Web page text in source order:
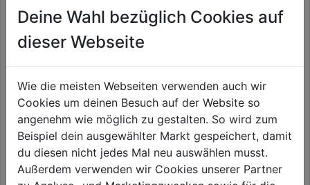
26,99€
Spiralschlauch m. Anschlüssen
Rilsan 10m DM 6x8mm
43,99€
Deine Wahl bezüglich Cookies auf
dieser Webseite
Wie die meisten Webseiten verwenden auch wir
Cookies um deinen Besuch auf der Website so
angenehm wie möglich zu gestalten. So wird zum
Beispiel dein ausgewählter Markt gespeichert, damit
du diesen nicht jedes Mal neu auswählen musst.
Außerdem verwenden wir Cookies unserer Partner